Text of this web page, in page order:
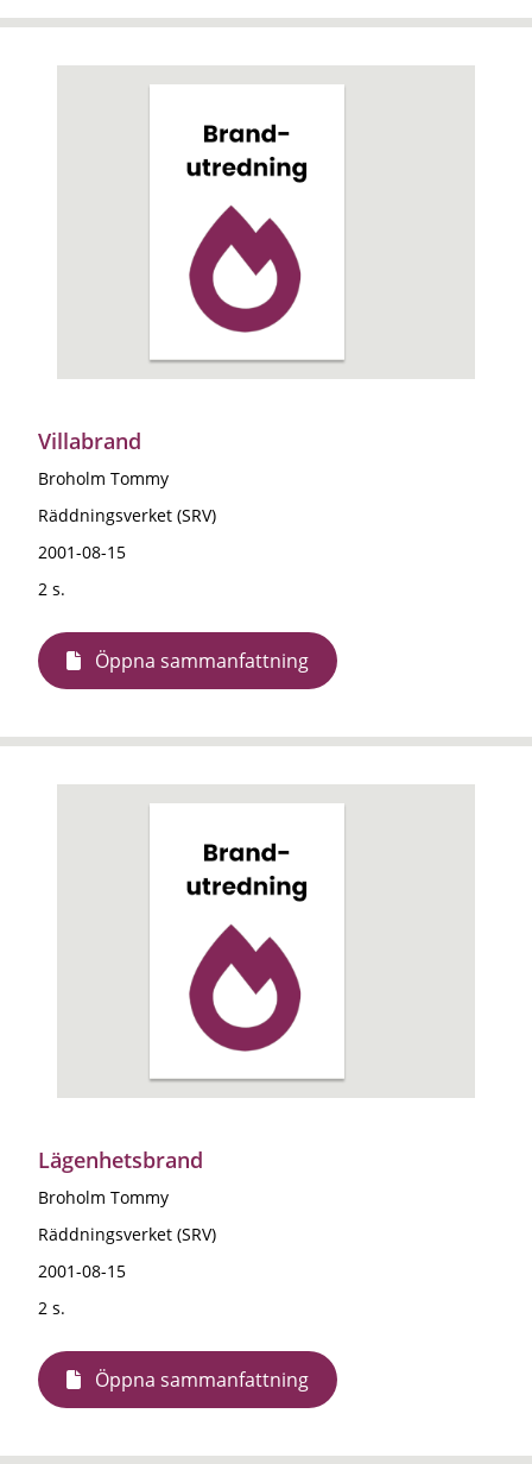
Villabrand
Broholm Tommy
Räddningsverket (SRV)
2001-08-15
2 s.
Öppna sammanfattning
Lägenhetsbrand
Broholm Tommy
Räddningsverket (SRV)
2001-08-15
2 s.
Öppna sammanfattning